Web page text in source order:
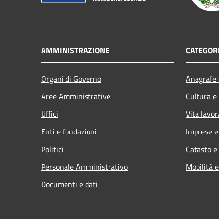
AMMINISTRAZIONE
Organi di Governo
Aree Amministrative
Uffici
Enti e fondazioni
Politici
Personale Amministrativo
Documenti e dati
Cultura
Vita
Imprese
Catasto
Mobilità